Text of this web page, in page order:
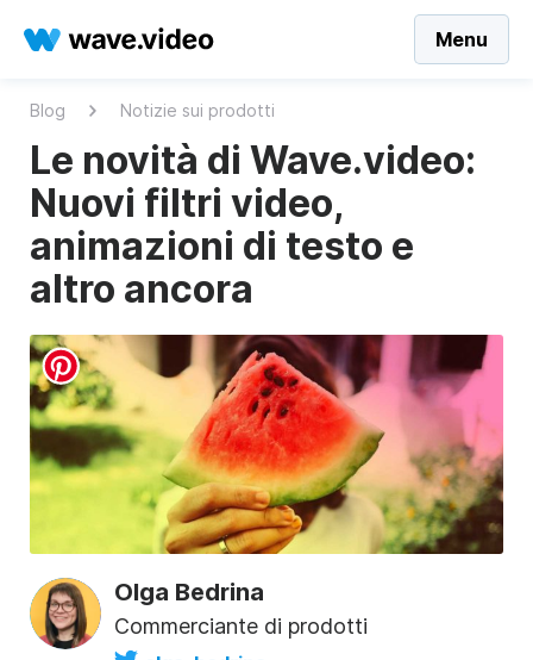
Menu
Blog Notizie sui prodotti
Le novità di Wave.video:
Nuovi filtri video,
animazioni di testo e
altro ancora
Olga Bedrina
Commerciante di prodotti